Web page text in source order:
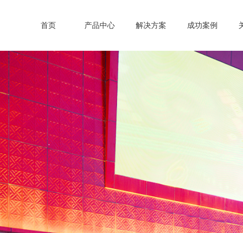
首页 产品中心 解决方案 成功案例